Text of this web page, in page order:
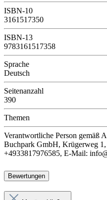
ISBN-10
3161517350
ISBN-13
9783161517358
Sprache
Deutsch
Seitenanzahl
390
Themen
Verantwortliche Person gemäß
Buchpark GmbH, Krügerweg
+4933817976585, E-Mail:
Bewertungen